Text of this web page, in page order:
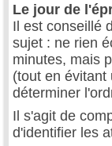
Le jour de
Il est conseillé
sujet : ne rien
minutes, mais
(tout en évitant
déterminer
Il s'agit de
d'identifier les